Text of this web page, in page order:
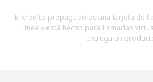
Mantente en contacto para
El crédito prepagado es una tarjeta de
línea y está hecho para llamadas
entrega un